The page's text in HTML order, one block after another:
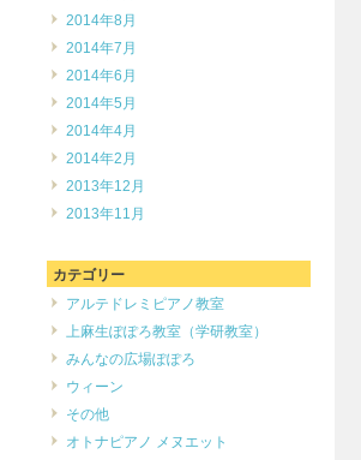
2014年8月
2014年7月
2014年6月
2014年5月
2014年4月
2014年2月
2013年12月
2013年11月
カテゴリー
アルテドレミピアノ教室
上麻生ぽぽろ教室（学研教室）
みんなの広場ぽぽろ
ウィーン
その他
オトナピアノ メヌエット